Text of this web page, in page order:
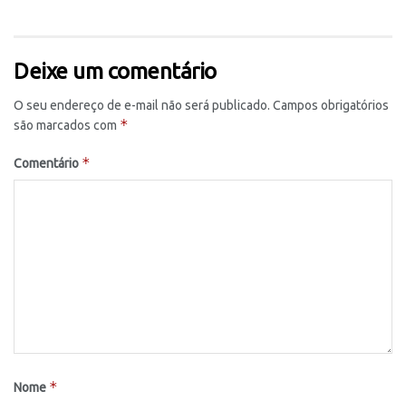
Deixe um comentário
O seu endereço de e-mail não será publicado. Campos obrigatórios
são marcados com *
Comentário *
Nome *